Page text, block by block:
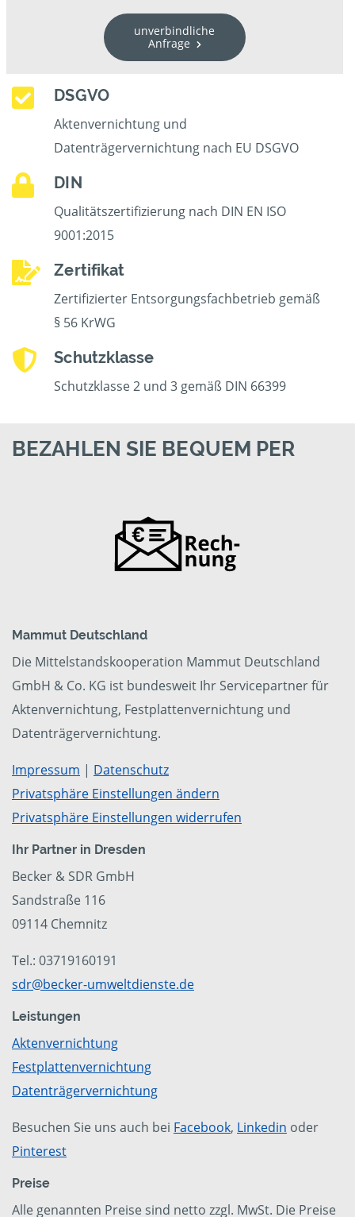
unverbindliche
Anfrage
DSGVO
Aktenvernichtung und
Datenträgervernichtung nach EU DSGVO
DIN
Qualitätszertifizierung nach DIN EN ISO
9001:2015
Zertifikat
Zertifizierter Entsorgungsfachbetrieb gemäß
§ 56 KrWG
Schutzklasse
Schutzklasse 2 und 3 gemäß DIN 66399
BEZAHLEN SIE BEQUEM PER
Mammut Deutschland
Die Mittelstandskooperation Mammut Deutschland
GmbH & Co. KG ist bundesweit Ihr Servicepartner für
Aktenvernichtung, Festplattenvernichtung und
Datenträgervernichtung.
Impressum | Datenschutz
Privatsphäre Einstellungen ändern
Privatsphäre Einstellungen widerrufen
Ihr Partner in Dresden
Becker & SDR GmbH
Sandstraße 116
09114 Chemnitz
Tel.: 03719160191
sdr@becker-umweltdienste.de
Leistungen
Aktenvernichtung
Festplattenvernichtung
Datenträgervernichtung
Besuchen Sie uns auch bei Facebook, Linkedin oder
Pinterest
Preise
Alle genannten Preise sind netto zzgl. MwSt. Die Preise